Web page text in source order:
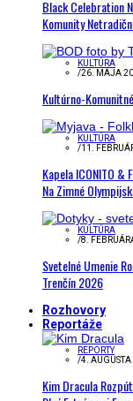
Black Celebration
Komunity
KULTÚRA
/26. MÁJA
Kultúrno-
KULTÚRA
/11.
Kapela ICONITO &
Na Zimné
KULTÚRA
/8.
Svetelné Umenie
Trenčín 2026
Rozhovory
Reportáže
REPORTY
/4.
Kim Dracula